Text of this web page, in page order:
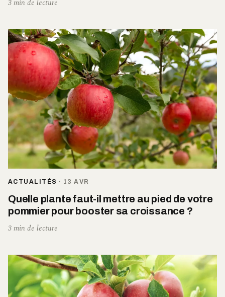
3 min de lecture
ACTUALITÉS · 13 AVR
Quelle plante faut-il mettre au pied de votre
pommier pour booster sa croissance ?
3 min de lecture